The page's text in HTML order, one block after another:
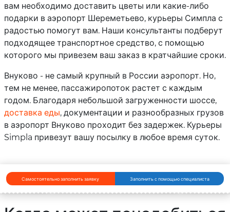
вам необходимо доставить цветы или какие-либо
подарки в аэропорт Шереметьево, курьеры Симпла с
радостью помогут вам. Наши консультанты подберут
подходящее транспортное средство, с помощью
которого мы привезем ваш заказ в кратчайшие сроки.
Внуково - не самый крупный в России аэропорт. Но,
тем не менее, пассажиропоток растет с каждым
годом. Благодаря небольшой загруженности шоссе,
доставка еды, документации и разнообразных грузов
в аэропорт Внуково проходит без задержек. Курьеры
Simpla привезут вашу посылку в любое время суток.
Самостоятельно заполнить заявку Заполнить с помощью специалиста